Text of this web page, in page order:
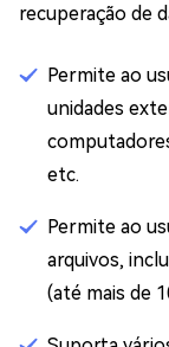
recuperação de
Permite ao
unidades
etc.
Permite ao
arquivos,
(até mais de